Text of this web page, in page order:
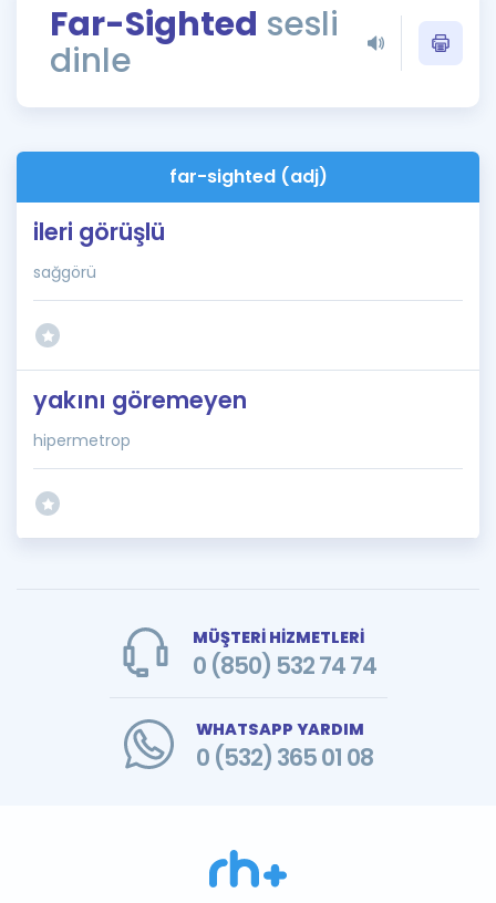
ÖSYM Sınav Takvimi
Kampanyalar
İngilizce Gramer
Far-Sighted sesli
dinle
far-sighted (adj)
ileri görüşlü
sağgörü
yakını göremeyen
hipermetrop
MÜŞTERİ HİZMETLERİ
0 (850) 532 74 74
WHATSAPP YARDIM
0 (532) 365 01 08